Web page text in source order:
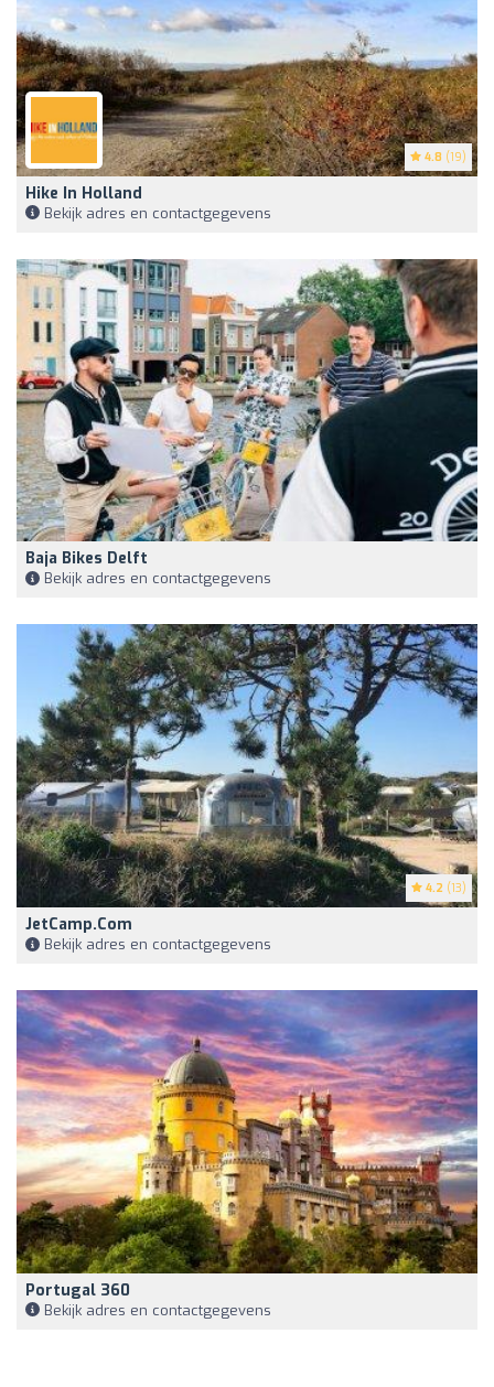
4.8 (19)
Hike In Holland
Bekijk adres en contactgegevens
Baja Bikes Delft
Bekijk adres en contactgegevens
4.2 (13)
JetCamp.com
Bekijk adres en contactgegevens
Portugal 360
Bekijk adres en contactgegevens